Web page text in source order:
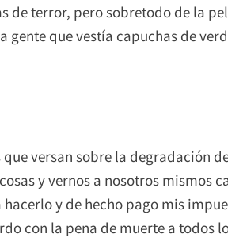
de terror, pero sobretodo de la
gente que vestía capuchas de
versan sobre la degradación
y vernos a nosotros mismos
y de hecho pago mis
con la pena de muerte a todos